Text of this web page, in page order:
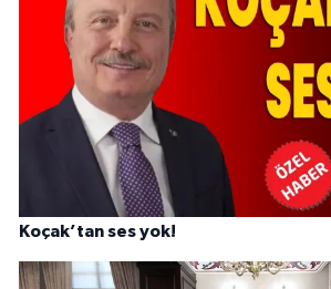
Koçak’tan ses yok!